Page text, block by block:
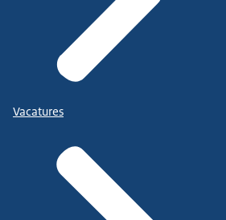
Vacatures